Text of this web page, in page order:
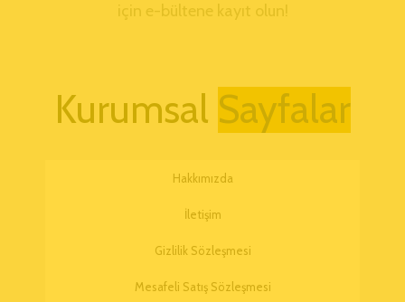
için e-bültene kayıt olun!
Kurumsal
Hakkımızda
İletişim
Gizlilik Sözleşmesi
Mesafeli Satış Sözleşmesi